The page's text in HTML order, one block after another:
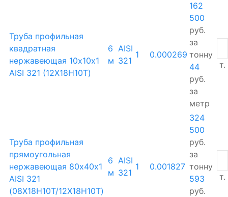
Труба профильная
квадратная
нержавеющая 10х10х1
AISI 321 (12Х18Н10Т)
6
м
AISI
321
1 0.000269
162
500
руб.
за
тонну
44
руб.
за
метр
т.
Труба профильная
прямоугольная
нержавеющая 80х40х1
AISI 321
(08Х18Н10Т/12Х18Н10Т)
6
м
AISI
321
1 0.001827
324
500
руб.
за
тонну
593
руб.
т.